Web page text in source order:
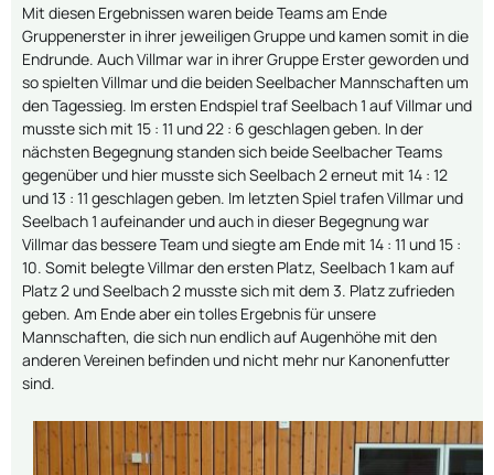
Mit diesen Ergebnissen waren beide Teams am Ende
Gruppenerster in ihrer jeweiligen Gruppe und kamen somit in die
Endrunde. Auch Villmar war in ihrer Gruppe Erster geworden und
so spielten Villmar und die beiden Seelbacher Mannschaften um
den Tagessieg. Im ersten Endspiel traf Seelbach 1 auf Villmar und
musste sich mit 15 : 11 und 22 : 6 geschlagen geben. In der
nächsten Begegnung standen sich beide Seelbacher Teams
gegenüber und hier musste sich Seelbach 2 erneut mit 14 : 12
und 13 : 11 geschlagen geben. Im letzten Spiel trafen Villmar und
Seelbach 1 aufeinander und auch in dieser Begegnung war
Villmar das bessere Team und siegte am Ende mit 14 : 11 und 15 :
10. Somit belegte Villmar den ersten Platz, Seelbach 1 kam auf
Platz 2 und Seelbach 2 musste sich mit dem 3. Platz zufrieden
geben. Am Ende aber ein tolles Ergebnis für unsere
Mannschaften, die sich nun endlich auf Augenhöhe mit den
anderen Vereinen befinden und nicht mehr nur Kanonenfutter
sind.